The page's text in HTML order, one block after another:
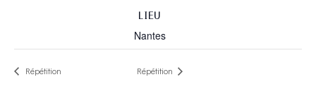
LIEU
Nantes
Répétition Répétition